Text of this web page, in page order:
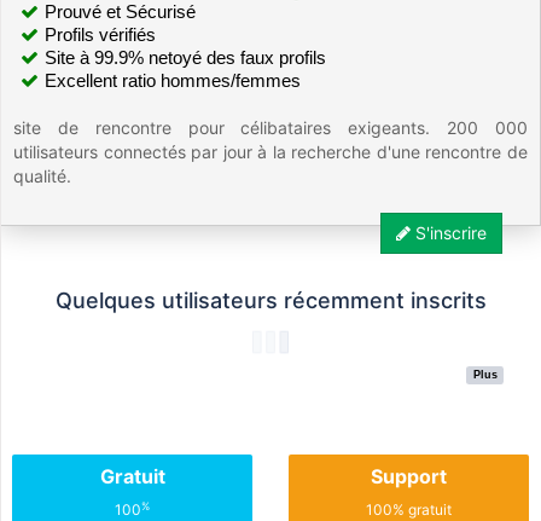
Prouvé et Sécurisé
Profils vérifiés
Site à 99.9% netoyé des faux profils
Excellent ratio hommes/femmes
site de rencontre pour célibataires exigeants. 200 000
utilisateurs connectés par jour à la recherche d'une rencontre de
qualité.
S'inscrire
Quelques utilisateurs récemment inscrits
Plus
Gratuit
100%
Support
100% gratuit